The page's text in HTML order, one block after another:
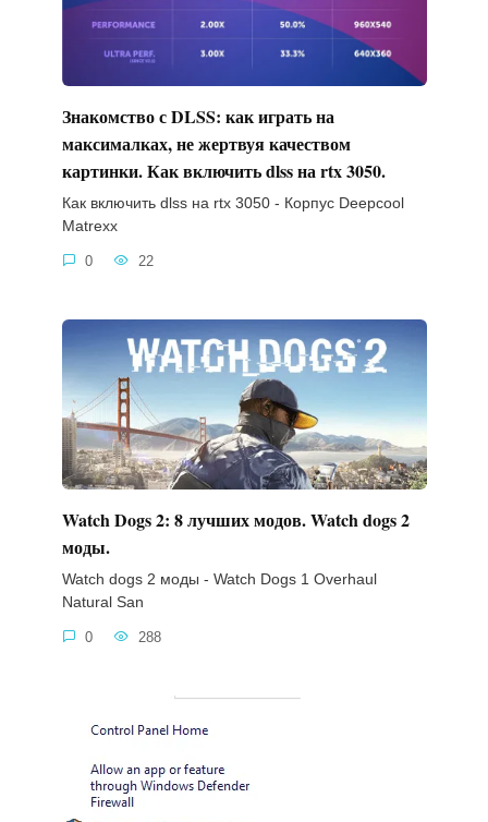
Знакомство с DLSS: как играть на
максималках, не жертвуя качеством
картинки. Как включить dlss на rtx 3050.
Как включить dlss на rtx 3050 - Корпус Deepcool
Matrexx
0 22
Watch Dogs 2: 8 лучших модов. Watch dogs 2
моды.
Watch dogs 2 моды - Watch Dogs 1 Overhaul
Natural San
0 288